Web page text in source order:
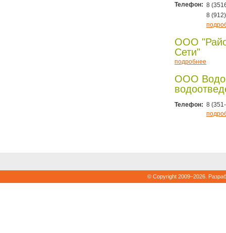
Телефон: 8
8
ООО
Сети"
подробнее
ООО
Телефон: 8
© Copyright 2009–2026.